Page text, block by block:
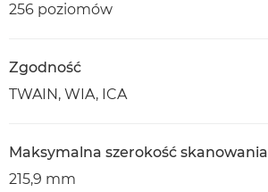
256 poziomów
Zgodność
TWAIN, WIA, ICA
Maksymalna szerokość skanowania
215,9 mm